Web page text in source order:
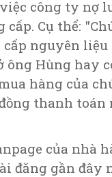
công ty nợ
cấp. Cụ thể:
nguyên
ông Hùng hay
hàng của
thanh toán
của nhà
đăng gần đây